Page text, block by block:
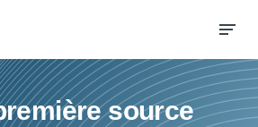
source